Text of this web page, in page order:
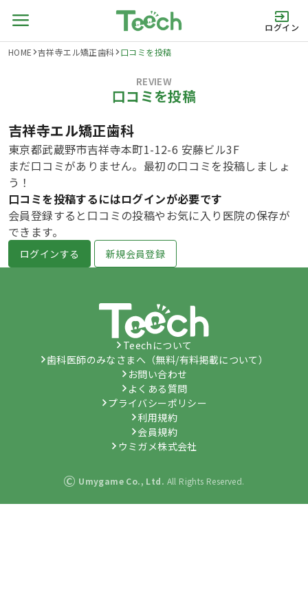
ログイン
HOME 吉祥寺エル矯正歯科 口コミを投稿
REVIEW
口コミを投稿
吉祥寺エル矯正歯科
東京都武蔵野市吉祥寺本町1-12-6 安藤ビル3F
まだ口コミがありません。最初の口コミを投稿しましょ
う！
口コミを投稿するにはログインが必要です
会員登録すると口コミの投稿やお気に入り医院の保存が
できます。
ログインする 新規会員登録
Teechについて
歯科医師のみなさまへ（無料/有料掲載について）
お問い合わせ
よくある質問
プライバシーポリシー
利用規約
会員規約
ウミガメ株式会社
© Umygame Co., Ltd. All Rights Reserved.